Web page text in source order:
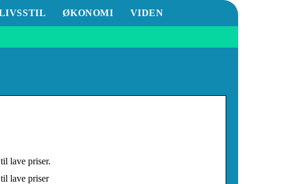
ØKONOMI VIDEN
lave priser.
lave priser